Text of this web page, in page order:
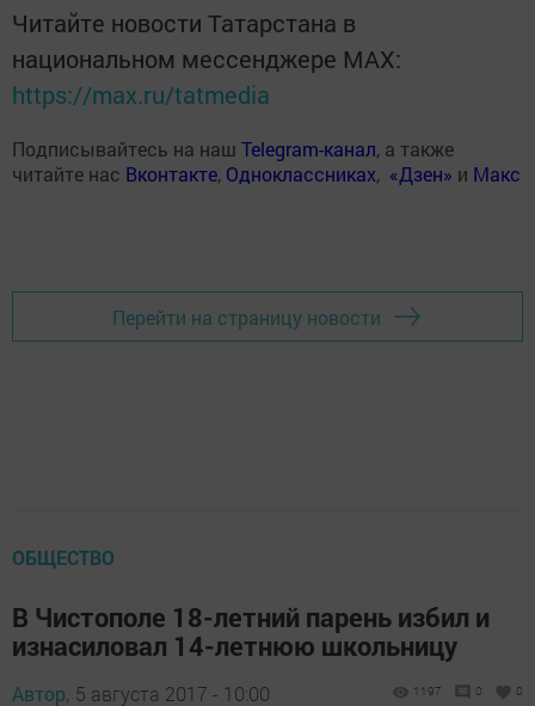
Читайте новости Татарстана в
национальном мессенджере MАХ:
https://max.ru/tatmedia
Подписывайтесь на наш Telegram-канал, а также
читайте нас Вконтакте, Одноклассниках, «Дзен» и Макс
Перейти на страницу новости
ОБЩЕСТВО
В Чистополе 18-летний парень избил и
изнасиловал 14-летнюю школьницу
Автор, 5 августа 2017 - 10:00 1197 0 0